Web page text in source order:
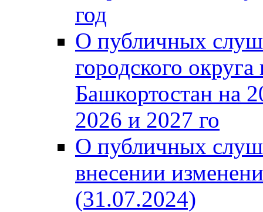
год
О публичных
городского
Башкортостан на
2026 и 2027 го
О публичных
внесении
(31.07.2024)